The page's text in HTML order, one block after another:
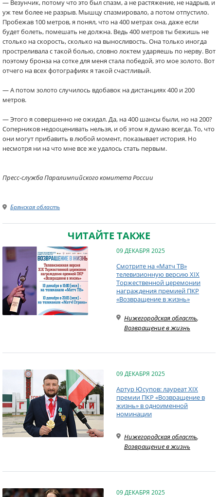
— Везунчик, потому что это был спазм, а не растяжение, не надрыв, и
уж тем более не разрыв. Мышцу спазмировало, а потом отпустило.
Пробежав 100 метров, я понял, что на 400 метрах она, даже если
будет болеть, помешать не должна. Ведь 400 метров ты бежишь не
столько на скорость, сколько на выносливость. Она только иногда
простреливала с такой болью, словно локтем ударяешь по нерву. Вот
поэтому бронза на сотке для меня стала победой, это мое золото. Вот
отчего на всех фотографиях я такой счастливый.
— А потом золото случилось вдобавок на дистанциях 400 и 200
метров.
— Этого я совершенно не ожидал. Да, на 400 шансы были, но на 200?
Соперников недооценивать нельзя, и об этом я думаю всегда. То, что
они могут прибавить в любой момент, показывает история. Но
несмотря ни на что мне все же удалось стать первым.
Пресс-служба Паралимпийского комитета России
Брянская область
ЧИТАЙТЕ ТАКЖЕ
09 ДЕКАБРЯ 2025
Смотрите на «Матч ТВ»
телевизионную версию XIX
Торжественной церемонии
награждения премией ПКР
«Возвращение в жизнь»
Нижегородская область,
Возвращение в жизнь
09 ДЕКАБРЯ 2025
Артур Юсупов: лауреат XIX
премии ПКР «Возвращение в
жизнь» в одноименной
номинации
Нижегородская область,
Возвращение в жизнь
09 ДЕКАБРЯ 2025